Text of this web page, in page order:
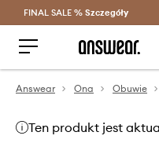
FINAL SALE % Szczegóły
Answear Ona Obuwie
Ten produkt jest